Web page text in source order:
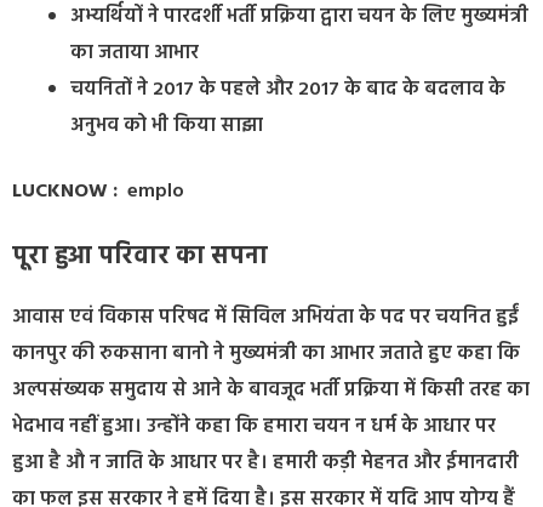
अभ्यर्थियों ने पारदर्शी भर्ती प्रक्रिया द्वारा चयन के लिए मुख्यमंत्री
का जताया आभार
चयनितों ने 2017 के पहले और 2017 के बाद के बदलाव के
अनुभव को भी किया साझा
LUCKNOW : emplo
पूरा हुआ परिवार का सपना
आवास एवं विकास परिषद में सिविल अभियंता के पद पर चयनित हुईं
कानपुर की रुकसाना बानो ने मुख्यमंत्री का आभार जताते हुए कहा कि
अल्पसंख्यक समुदाय से आने के बावजूद भर्ती प्रक्रिया में किसी तरह का
भेदभाव नहीं हुआ। उन्होंने कहा कि हमारा चयन न धर्म के आधार पर
हुआ है औ न जाति के आधार पर है। हमारी कड़ी मेहनत और ईमानदारी
का फल इस सरकार ने हमें दिया है। इस सरकार में यदि आप योग्य हैं